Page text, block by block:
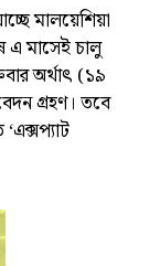
মালয়েশিয়া
এ মাসেই চালু
অর্থাৎ (১৯
গ্রহণ। তবে